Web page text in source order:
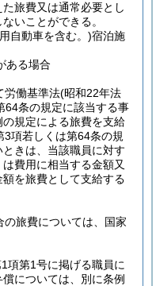
旅費又は通常必要とし
いことができる。
自動車を含む。)宿泊施
ある場合
労働基準法(昭和22年法
64条の規定に該当する事
規定による旅費を支給
項若しくは第64条の規
きは、当該職員に対す
費用に相当する金額又
を旅費として支給する
旅費については、国家
項第1号に掲げる職員に
については、別に条例